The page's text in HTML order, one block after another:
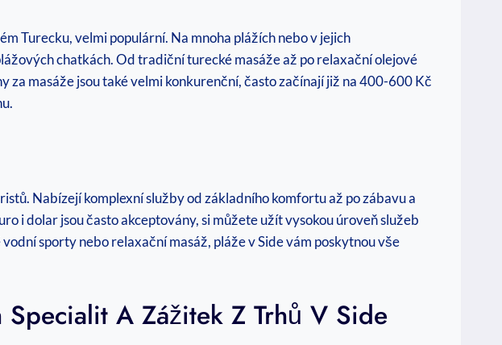
Turecku, velmi populární. Na mnoha plážích nebo v jejich
chatkách. Od tradiční turecké masáže až po relaxační olejové
za masáže jsou také velmi konkurenční, často začínají již na 400-600 Kč
Nabízejí komplexní služby od základního komfortu až po zábavu a
i dolar jsou často akceptovány, si můžete užít vysokou úroveň služeb
sporty nebo relaxační masáž, pláže v Side vám poskytnou vše
A Zážitek Z Trhů V Side